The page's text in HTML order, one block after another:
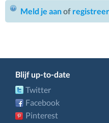
Meld je aanof registreer
Blijf up-to-date
Twitter
Facebook
Pinterest